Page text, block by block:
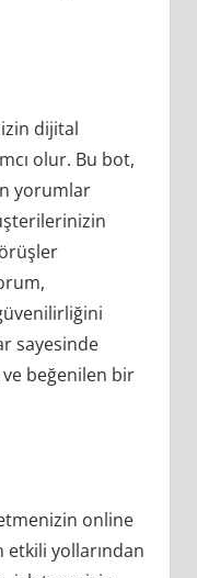
dijital
olur. Bu bot,
yorumlar
sayesinde
ve beğenilen bir
online
etkili yollarından